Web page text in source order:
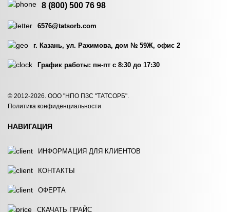
МЕШОК ДЛЯ
МЕШОК ДЛЯ
8 (800) 500 76 98
6576@tatsorb.com
г. Казань, ул. Рахимова, дом № 59Ж, офис 2
График работы: пн-пт с 8:30 до 17:30
© 2012-2026. ООО "НПО ПЗС "ТАТСОРБ".
Политика конфиденциальности
НАВИГАЦИЯ
ИНФОРМАЦИЯ ДЛЯ КЛИЕНТОВ
КОНТАКТЫ
ОФЕРТА
СКАЧАТЬ ПРАЙС